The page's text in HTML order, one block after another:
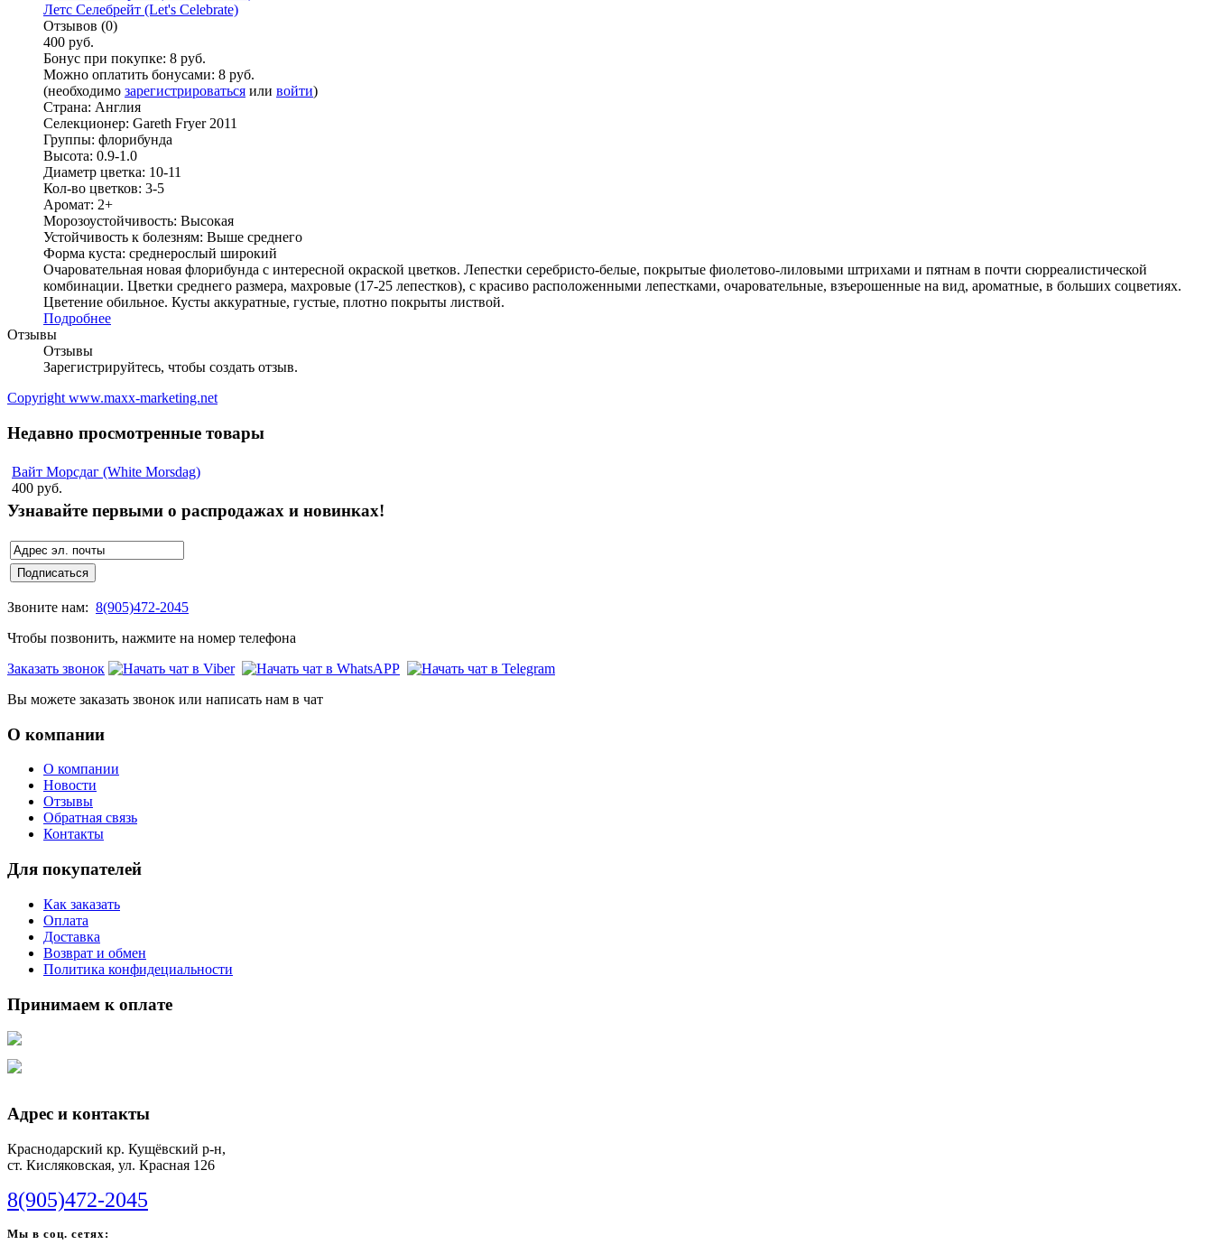
Летс Селебрейт (Let's Celebrate)
Отзывов (0)
400 руб.
Бонус при покупке: 8 руб.
Можно оплатить бонусами: 8 руб.
(необходимо зарегистрироваться или войти)
Страна: Англия
Селекционер: Gareth Fryer 2011
Группы: флорибунда
Высота: 0.9-1.0
Диаметр цветка: 10-11
Кол-во цветков: 3-5
Аромат: 2+
Морозоустойчивость: Высокая
Устойчивость к болезням: Выше среднего
Форма куста: среднерослый широкий
Очаровательная новая флорибунда с интересной окраской цветков. Лепестки серебристо-белые, покрытые фиолетово-лиловыми штрихами и пятнам в почти сюрреалистической
комбинации. Цветки среднего размера, махровые (17-25 лепестков), с красиво расположенными лепестками, очаровательные, взъерошенные на вид, ароматные, в больших соцветиях.
Цветение обильное. Кусты аккуратные, густые, плотно покрыты листвой.
Подробнее
Отзывы
Отзывы
Зарегистрируйтесь, чтобы создать отзыв.
Copyright www.maxx-marketing.net
Недавно просмотренные товары
Вайт Морсдаг (White Morsdag)
400 руб.
Узнавайте первыми о распродажах и новинках!
Звоните нам: 8(905)472-2045
Чтобы позвонить, нажмите на номер телефона
Заказать звонок
Вы можете заказать звонок или написать нам в чат
О компании
О компании
Новости
Отзывы
Обратная связь
Контакты
Для покупателей
Как заказать
Оплата
Доставка
Возврат и обмен
Политика конфидециальности
Принимаем к оплате
Адрес и контакты
Краснодарский кр. Кущёвский р-н,
ст. Кисляковская, ул. Красная 126
8(905)472-2045
Мы в соц. сетях: